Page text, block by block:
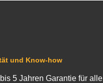
und Know-how
5 Jahren Garantie für alle